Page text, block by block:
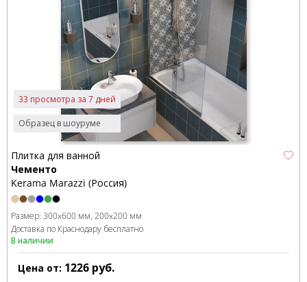
Образец в шоуруме
33 просмотра за 7 дней
Плитка для ванной
Чементо
Kerama Marazzi (Россия)
Размер: 300x600 мм 200x200 мм
Доставка по Краснодару бесплатно
В наличии
Цена от: 1226 руб.